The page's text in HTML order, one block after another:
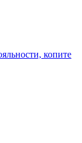
копите